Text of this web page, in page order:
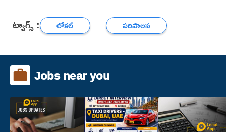
ట్యాగ్స్ : లోకల్ పరిపాలన
Jobs near you